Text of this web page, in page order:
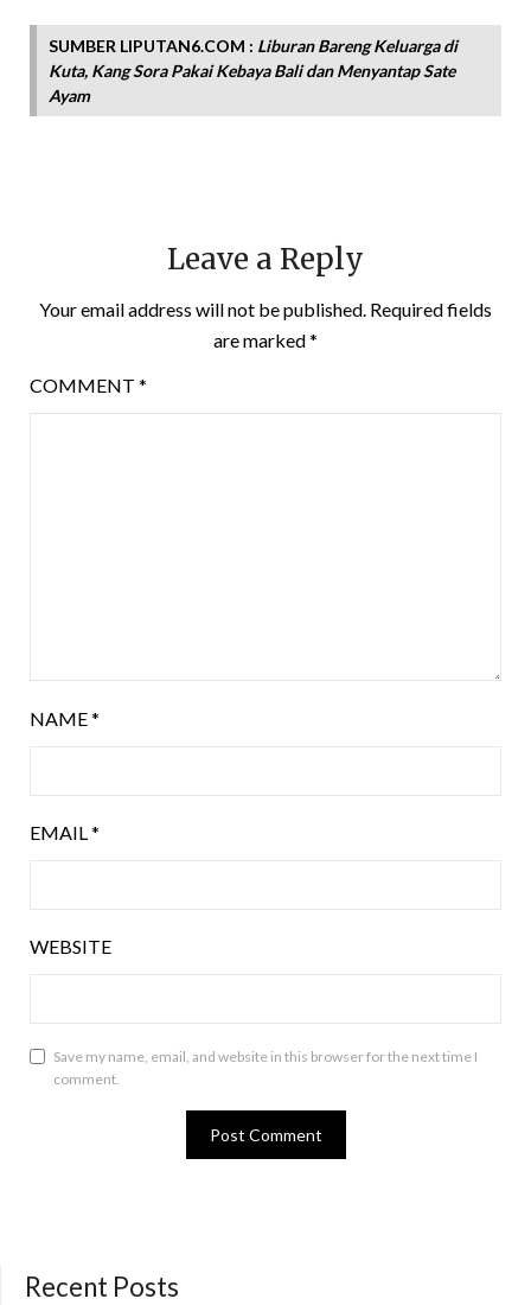
SUMBER LIPUTAN6.COM : Liburan Bareng Keluarga di
Kuta, Kang Sora Pakai Kebaya Bali dan Menyantap Sate
Ayam
Leave a Reply
Your email address will not be published. Required fields
are marked*
COMMENT *
NAME*
EMAIL*
WEBSITE
Save my name, email, and website in this browser for the next time I
comment.
Recent Posts